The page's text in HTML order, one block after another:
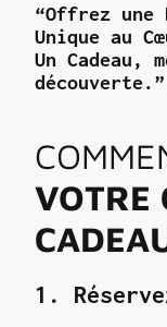
“Offrez une
Unique au
Un Cadeau,
découverte.”
VOTRE
1.